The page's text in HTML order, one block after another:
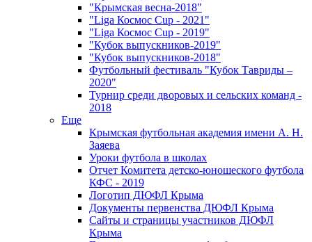
"Крымская весна-2018"
"Liga Космос Cup - 2021"
"Liga Космос Cup - 2019"
"Кубок выпускников-2019"
"Кубок выпускников-2018"
Футбольный фестиваль "Кубок Тавриды –
2020"
Турнир среди дворовых и сельских команд -
2018
Еще
Крымская футбольная академия имени А. Н.
Заяева
Уроки футбола в школах
Отчет Комитета детско-юношеского футбола
КФС - 2019
Логотип ДЮФЛ Крыма
Документы первенства ДЮФЛ Крыма
Сайты и страницы участников ДЮФЛ
Крыма